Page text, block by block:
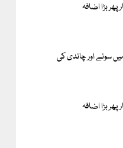
بڑا اضافہ
سونے اور چاندی کی
بڑا اضافہ